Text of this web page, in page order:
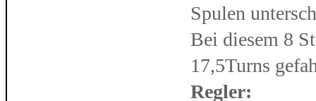
Spulen
Bei diesem 8
17,5Turns
Regler: